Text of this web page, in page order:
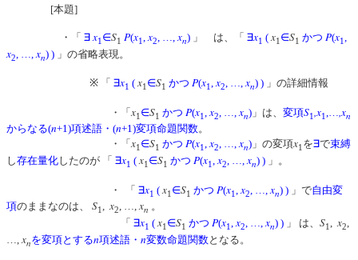
[本題]
・「 ∃ x1 ∈S1 P(x1 x2 xn) 」 は、「 ∃x1 (x1 ∈S1 かつ P(x1
x2 xn) ) 」の省略表現。
※ 「 ∃x1 (x1 ∈S1 かつ P(x1,x2, …,xn) ) 」の詳細情報
・「 x1 ∈S1 かつ P(x1 x2 xn) 」は、 変項S1,x1 ,xn
からなる(n+1)項述語・(n+1)変項命題関数。
・「x1 ∈S1 かつ P(x1,x2, …,xn) 」の変項x1 を∃で束縛
し存在量化したのが 「 ∃x1 (x1 ∈S1 かつ P(x1,x2, …,xn) ) 」。
・ 「 ∃x1 (x1 ∈S1 かつ P(x1 x2 xn) ) 」で自由変
項のままなのは、 S1,x2, …,xn 。
「 ∃x1 (x1 ∈S1 かつ P(x1,x2, …,xn) ) 」 は、 S1,x2,
xnを変項とするn項述語・ n変数命題関数となる。